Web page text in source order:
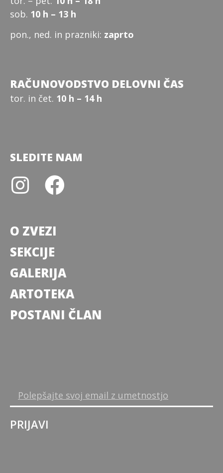
O ZVEZI
SEKCIJE
GALERIJA
ARTOTEKA
POSTANI ČLAN
PRIJAVI
sob. 10 h – 13 h
pon., ned. in prazniki: zaprto
RAČUNOVODSTVO DELOVNI ČAS
tor. in čet. 10 h – 14 h
SLEDITE NAM